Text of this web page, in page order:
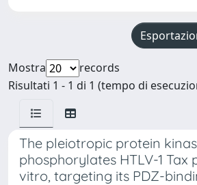
Mostra
records
Risultati 1 - 1 di 1 (tempo di
The pleiotropic protein
phosphorylates HTLV-1 Tax
vitro, targeting its PDZ-